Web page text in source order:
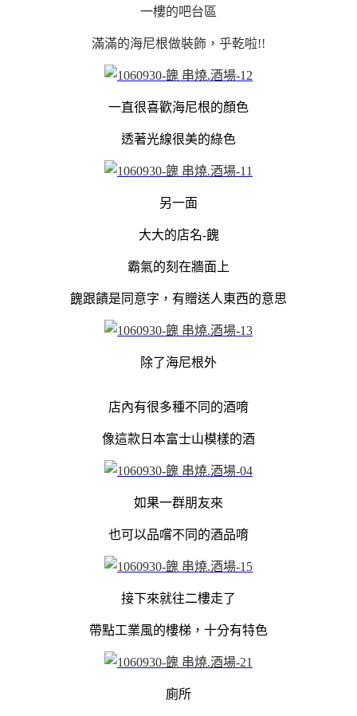
一樓的吧台區
滿滿的海尼根做裝飾，乎乾啦!!
一直很喜歡海尼根的顏色
透著光線很美的綠色
另一面
大大的店名-餽
霸氣的刻在牆面上
餽跟饋是同意字，有贈送人東西的意思
除了海尼根外
店內有很多種不同的酒唷
像這款日本富士山模樣的酒
如果一群朋友來
也可以品嚐不同的酒品唷
接下來就往二樓走了
帶點工業風的樓梯，十分有特色
廁所